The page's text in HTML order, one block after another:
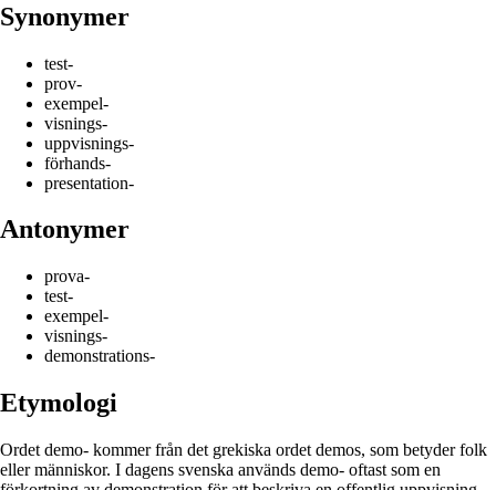
Synonymer
test-
prov-
exempel-
visnings-
uppvisnings-
förhands-
presentation-
Antonymer
prova-
test-
exempel-
visnings-
demonstrations-
Etymologi
Ordet demo- kommer från det grekiska ordet demos, som betyder folk
eller människor. I dagens svenska används demo- oftast som en